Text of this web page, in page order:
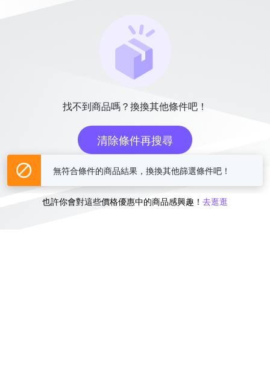
找不到商品嗎？換換其他條件吧！
清除條件再搜尋
或
也許你會對這些價格優惠中的商品感興趣！ 去逛逛
無符合條件的商品結果，換換其他篩選條件吧！